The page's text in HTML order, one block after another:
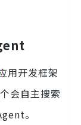
用开发框架
会自主搜索
。